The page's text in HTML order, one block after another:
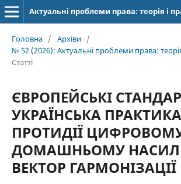
Актуальні проблеми права: теорія і
Головна / Архіви /
№ 52 (2026): Актуальні проблеми права:
Статті
ЄВРОПЕЙСЬКІ
УКРАЇНСЬКА ПРАКТИКА
ПРОТИДІЇ
ДОМАШНЬОМУ
ВЕКТОР ГАРМОНІЗАЦІЇ